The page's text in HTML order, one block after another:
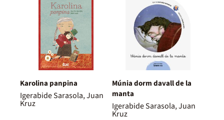
Karolina panpina
Igerabide Sarasola, Juan
Kruz
Múnia dorm davall de la
manta
Igerabide Sarasola, Juan
Kruz